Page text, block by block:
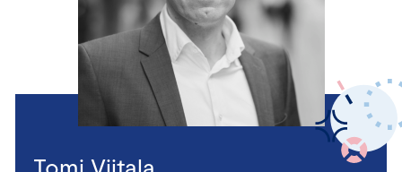
Tomi Viitala